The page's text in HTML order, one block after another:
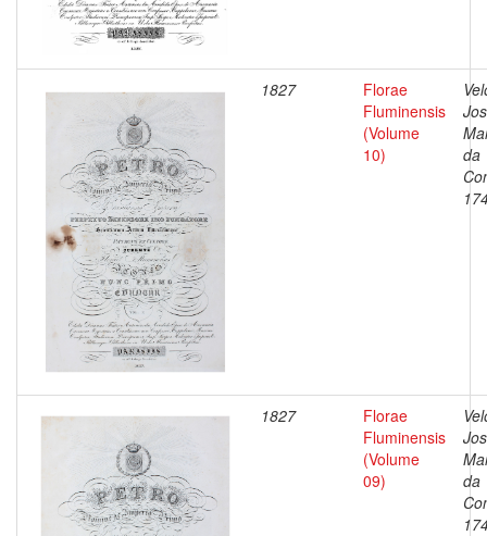
1827
Florae
Fluminensis
(Volume
10)
da
1827
Florae
Fluminensis
(Volume
09)
da